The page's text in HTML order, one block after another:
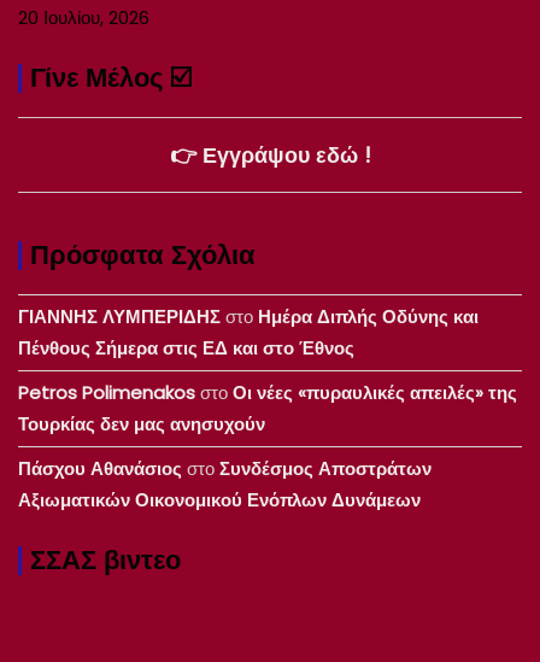
20 Ιουλίου, 2026
Γίνε Μέλος ☑️
👉 Εγγράψου εδώ !
Πρόσφατα Σχόλια
ΓΙΑΝΝΗΣ ΛΥΜΠΕΡΙΔΗΣστο Ημέρα Διπλής Οδύνης και
Πένθους Σήμερα στις ΕΔ και στο Έθνος
Petros PolimenakosστοΟι νέες «πυραυλικές απειλές» της
Τουρκίας δεν μας ανησυχούν
Πάσχου Αθανάσιος στοΣυνδέσμος Αποστράτων
Αξιωματικών Οικονομικού Ενόπλων Δυνάμεων
ΣΣΑΣ βιντεο